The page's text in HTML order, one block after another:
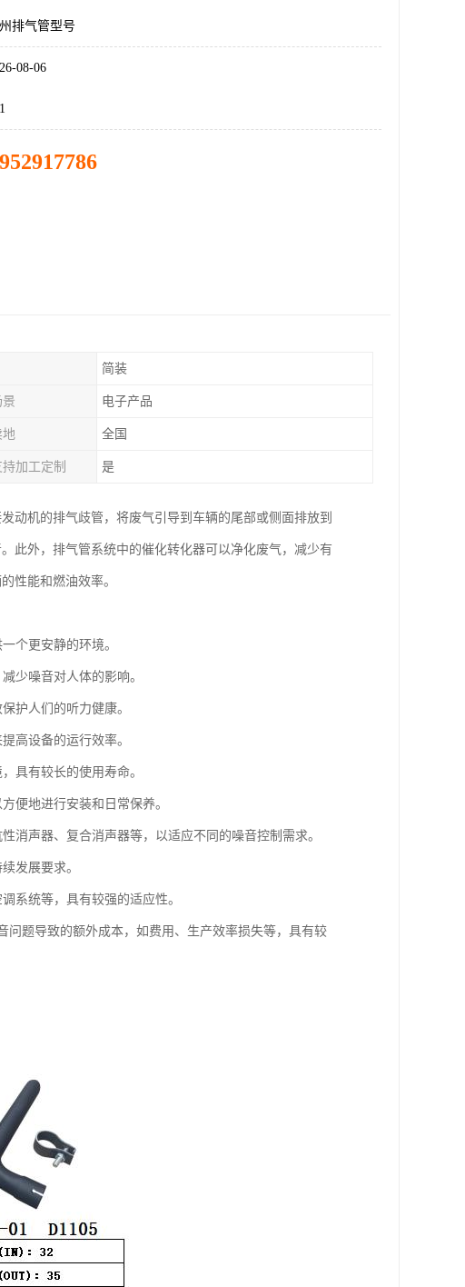
排气管型号
08-06
简装
景 电子产品
地 全国
加工定制 是
动机的排气歧管，将废气引导到车辆的尾部或侧面排放到
此外，排气管系统中的催化转化器可以净化废气，减少有
性能和燃油效率。
个更安静的环境。
少噪音对人体的影响。
护人们的听力健康。
高设备的运行效率。
具有较长的使用寿命。
便地进行安装和日常保养。
消声器、复合消声器等，以适应不同的噪音控制需求。
发展要求。
系统等，具有较强的适应性。
问题导致的额外成本，如费用、生产效率损失等，具有较